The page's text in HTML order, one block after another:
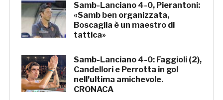
Samb-Lanciano 4-0, Pierantoni:
«Samb ben organizzata,
Boscaglia è un maestro di
tattica»
Samb-Lanciano 4-0: Faggioli (2),
Candellori e Perrotta in gol
nell’ultima amichevole.
CRONACA